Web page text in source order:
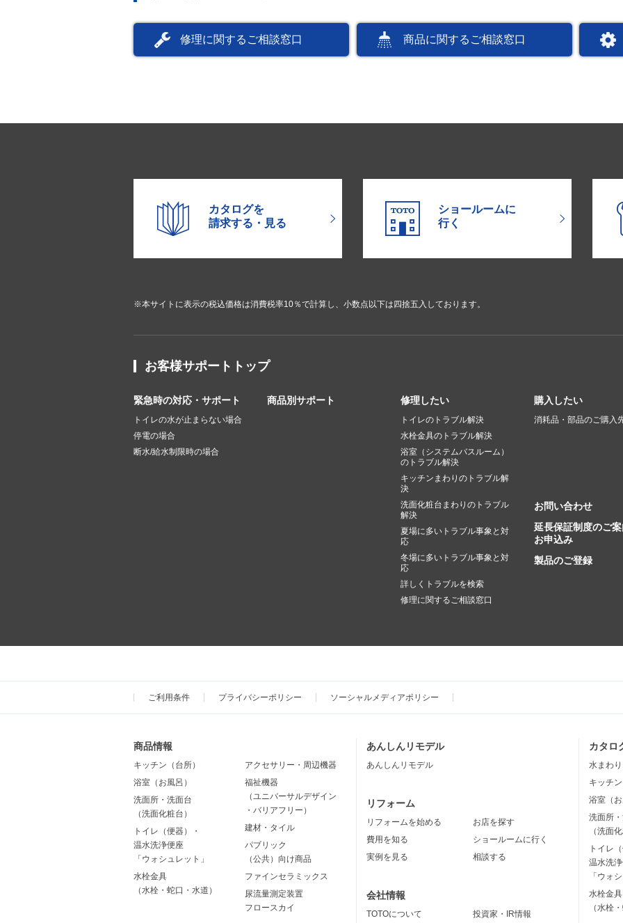
修理に関するご相談窓口 商品に関するご相談窓口
カタログを
請求する・見る
ショールームに
行く
※本サイトに表示の税込価格は消費税率10％で計算し、小数点以下は四捨五入しております。
お客様サポートトップ
緊急時の対応・サポート
トイレの水が止まらない場合
停電の場合
断水/給水制限時の場合
商品別サポート 修理したい
トイレのトラブル解決
水栓金具のトラブル解決
浴室（システムバスルーム）
のトラブル解決
キッチンまわりのトラブル解
決
洗面化粧台まわりのトラブル
解決
夏場に多いトラブル事象と対
応
冬場に多いトラブル事象と対
応
詳しくトラブルを検索
修理に関するご相談窓口
購入したい
消耗品・部品のご購入
お問い合わせ
延長保証制度のご
お申込み
製品のご登録
ご利用条件 プライバシーポリシー ソーシャルメディアポリシー
商品情報
キッチン（台所）
浴室（お風呂）
洗面所・洗面台
（洗面化粧台）
トイレ（便器）・
温水洗浄便座
「ウォシュレット」
水栓金具
（水栓・蛇口・水道）
アクセサリー・周辺機器
福祉機器
（ユニバーサルデザイン
・バリアフリー）
建材・タイル
パブリック
（公共）向け商品
ファインセラミックス
尿流量測定装置
フロースカイ
あんしんリモデル
あんしんリモデル
リフォーム
リフォームを始める
費用を知る
実例を見る
お店を探す
ショールームに行く
相談する
会社情報
TOTOについて 投資家・IR情報
カタロ
水まわ
キッチ
浴室（
洗面所
（洗面
トイレ
温水洗
「ウォ
水栓金具
（水栓